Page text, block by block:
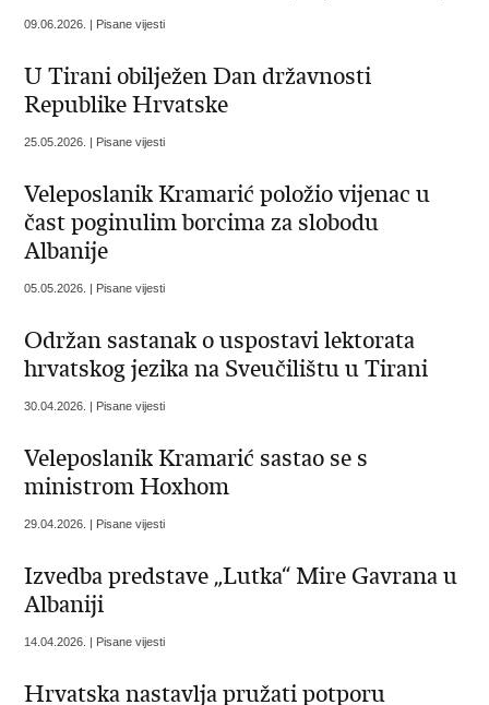
09.06.2026. | Pisane vijesti
U Tirani obilježen Dan državnosti
Republike Hrvatske
25.05.2026. | Pisane vijesti
Veleposlanik Kramarić položio vijenac u
čast poginulim borcima za slobodu
Albanije
05.05.2026. | Pisane vijesti
Održan sastanak o uspostavi lektorata
hrvatskog jezika na Sveučilištu u Tirani
30.04.2026. | Pisane vijesti
Veleposlanik Kramarić sastao se s
ministrom Hoxhom
29.04.2026. | Pisane vijesti
Izvedba predstave „Lutka“ Mire Gavrana u
Albaniji
14.04.2026. | Pisane vijesti
Hrvatska nastavlja pružati potporu